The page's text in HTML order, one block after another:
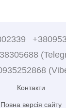
Контакти
Повна версія сайту